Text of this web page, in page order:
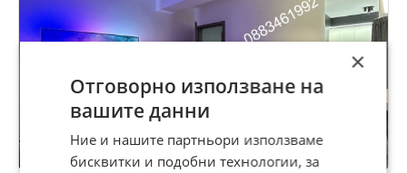
×
Отговорно използване на
вашите данни
Ние и нашите партньори използваме
бисквитки и подобни технологии, за